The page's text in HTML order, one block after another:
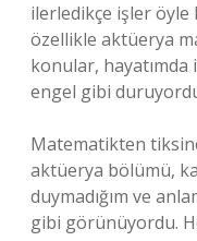
ilerledikçe işler
özellikle aktüerya
konular, hayatımda
engel gibi
Matematikten
aktüerya bölümü,
duymadığım ve
gibi görünüyordu.